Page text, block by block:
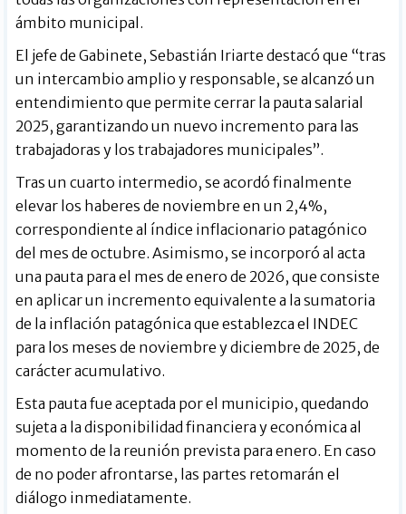
ámbito municipal.
El jefe de Gabinete, Sebastián Iriarte destacó que “tras
un intercambio amplio y responsable, se alcanzó un
entendimiento que permite cerrar la pauta salarial
2025, garantizando un nuevo incremento para las
trabajadoras y los trabajadores municipales”.
Tras un cuarto intermedio, se acordó finalmente
elevar los haberes de noviembre en un 2,4%,
correspondiente al índice inflacionario patagónico
del mes de octubre. Asimismo, se incorporó al acta
una pauta para el mes de enero de 2026, que consiste
en aplicar un incremento equivalente a la sumatoria
de la inflación patagónica que establezca el INDEC
para los meses de noviembre y diciembre de 2025, de
carácter acumulativo.
Esta pauta fue aceptada por el municipio, quedando
sujeta a la disponibilidad financiera y económica al
momento de la reunión prevista para enero. En caso
de no poder afrontarse, las partes retomarán el
diálogo inmediatamente.